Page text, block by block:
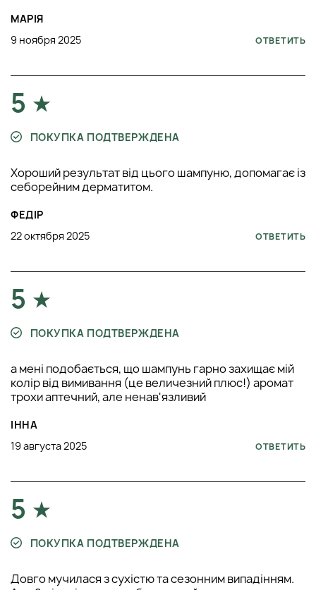
МАРІЯ
9 ноября 2025
ОТВЕТИТЬ
5
ПОКУПКА ПОДТВЕРЖДЕНА
Хороший результат від цього шампуню, допомагає із
себорейним дерматитом.
ФЕДІР
22 октября 2025
ОТВЕТИТЬ
5
ПОКУПКА ПОДТВЕРЖДЕНА
а мені подобається, що шампунь гарно захищає мій
колір від вимивання (це величезний плюс!) аромат
трохи аптечний, але ненав'язливий
ІННА
19 августа 2025
ОТВЕТИТЬ
5
ПОКУПКА ПОДТВЕРЖДЕНА
Довго мучилася з сухістю та сезонним випадінням.